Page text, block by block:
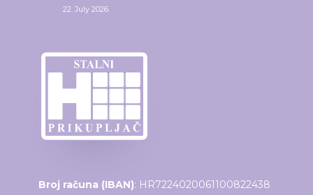
22. July 2026.
Broj računa (IBAN): HR7224020061100822438